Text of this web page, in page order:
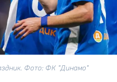
Фото: ФК "Динамо"